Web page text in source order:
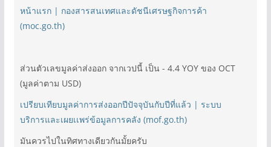
หน้าแรก | กองสารสนเทศและดัชนีเศรษฐกิจการค้า
(moc.go.th)
ส่วนตัวเลขมูลค่าส่งออก จากเวปนี้ เป็น - 4.4 YOY ของ OCT
(มูลค่าตาม USD)
เปรียบเทียบมูลค่าการส่งออกปีปัจจุบันกับปีที่แล้ว | ระบบ
บริการและเผยเเพร่ข้อมูลการคลัง (mof.go.th)
มันควรไปในทิศทางเดียวกันมั้ยครับ